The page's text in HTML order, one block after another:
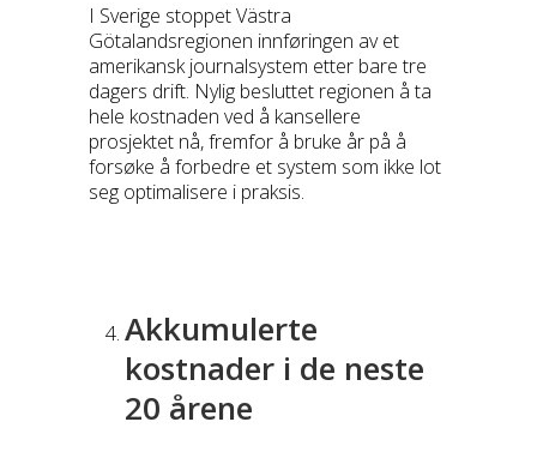
I Sverige stoppet Västra
Götalandsregionen innføringen av et
amerikansk journalsystem etter bare tre
dagers drift. Nylig besluttet regionen å ta
hele kostnaden ved å kansellere
prosjektet nå, fremfor å bruke år på å
forsøke å forbedre et system som ikke lot
seg optimalisere i praksis.
Akkumulerte
kostnader i de neste
20 årene